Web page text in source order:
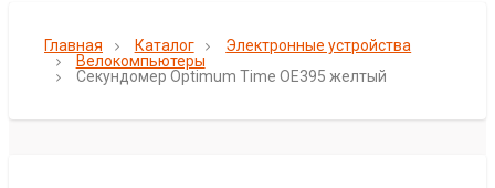
Главная Каталог
Электронные устройства
Велокомпьютеры
Секундомер Optimum Time OE395 желтый